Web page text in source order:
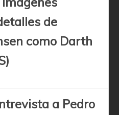
de
como Darth
a Pedro